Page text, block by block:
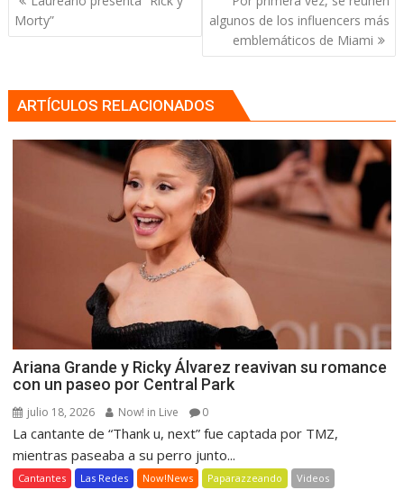
de
entradas
Morty”
algunos de los influencers más
emblemáticos de Miami
ARTÍCULOS RELACIONADOS
Ariana Grande y Ricky Álvarez reavivan su romance
con un paseo por Central Park
julio 18, 2026 Now! in Live 0
La cantante de “Thank u, next” fue captada por TMZ,
mientras paseaba a su perro junto...
Cantantes Las Redes Now!News Paparazzeando Videos